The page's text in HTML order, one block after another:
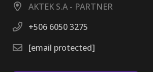
AKTEK S.A - PARTNER
+506 6050 3275
[email protected]